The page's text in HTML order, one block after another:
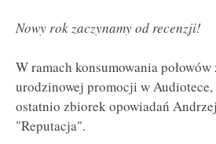
Nowy rok zaczynamy od recenzji!
W ramach konsumowania
urodzinowej promocji w Audiotece,
ostatnio zbiorek opowiadań
"Reputacja".